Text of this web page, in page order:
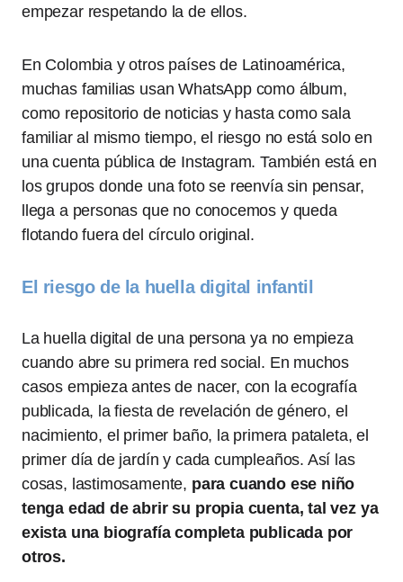
empezar respetando la de ellos.
En Colombia y otros países de Latinoamérica,
muchas familias usan WhatsApp como álbum,
como repositorio de noticias y hasta como sala
familiar al mismo tiempo, el riesgo no está solo en
una cuenta pública de Instagram. También está en
los grupos donde una foto se reenvía sin pensar,
llega a personas que no conocemos y queda
flotando fuera del círculo original.
El riesgo de la huella digital infantil
La huella digital de una persona ya no empieza
cuando abre su primera red social. En muchos
casos empieza antes de nacer, con la ecografía
publicada, la fiesta de revelación de género, el
nacimiento, el primer baño, la primera pataleta, el
primer día de jardín y cada cumpleaños. Así las
cosas, lastimosamente, para cuando ese niño
tenga edad de abrir su propia cuenta, tal vez ya
exista una biografía completa publicada por
otros.